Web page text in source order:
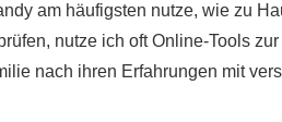
am häufigsten nutze, wie zu
nutze ich oft Online-Tools
nach ihren Erfahrungen mit